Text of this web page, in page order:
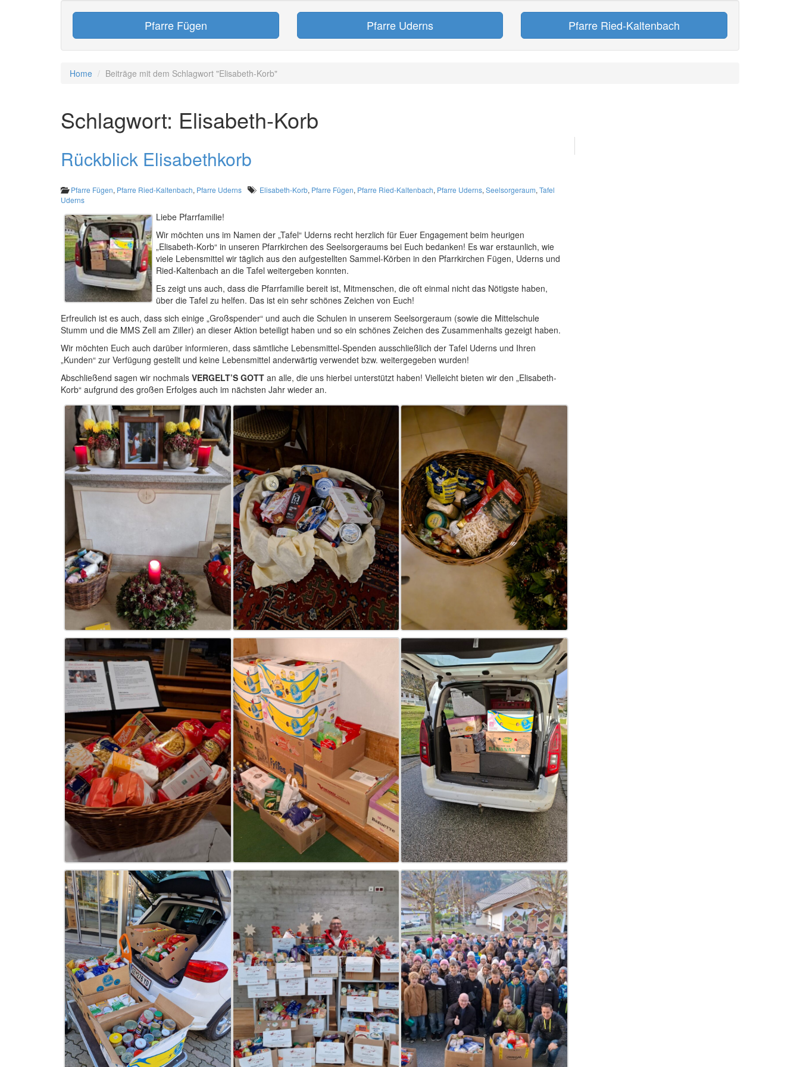
Pfarre Fügen Pfarre Uderns Pfarre Ried-Kaltenbach
Home Beiträge mit dem Schlagwort "Elisabeth-Korb"
Schlagwort: Elisabeth-Korb
Rückblick Elisabethkorb
Pfarre Fügen, Pfarre Ried-Kaltenbach, Pfarre Uderns Elisabeth-Korb, Pfarre Fügen, Pfarre Ried-Kaltenbach, Pfarre Uderns, Seelsorgeraum, Tafel
Uderns
Liebe Pfarrfamilie!
Wir möchten uns im Namen der „Tafel“ Uderns recht herzlich für Euer Engagement beim heurigen
„Elisabeth-Korb“ in unseren Pfarrkirchen des Seelsorgeraums bei Euch bedanken! Es war erstaunlich, wie
viele Lebensmittel wir täglich aus den aufgestellten Sammel-Körben in den Pfarrkirchen Fügen, Uderns und
Ried-Kaltenbach an die Tafel weitergeben konnten.
Es zeigt uns auch, dass die Pfarrfamilie bereit ist, Mitmenschen, die oft einmal nicht das Nötigste haben,
über die Tafel zu helfen. Das ist ein sehr schönes Zeichen von Euch!
Erfreulich ist es auch, dass sich einige „Großspender“ und auch die Schulen in unserem Seelsorgeraum (sowie die Mittelschule
Stumm und die MMS Zell am Ziller) an dieser Aktion beteiligt haben und so ein schönes Zeichen des Zusammenhalts gezeigt haben.
Wir möchten Euch auch darüber informieren, dass sämtliche Lebensmittel-Spenden ausschließlich der Tafel Uderns und Ihren
„Kunden“ zur Verfügung gestellt und keine Lebensmittel anderwärtig verwendet bzw. weitergegeben wurden!
Abschließend sagen wir nochmals VERGELT’S GOTT an alle, die uns hierbei unterstützt haben! Vielleicht bieten wir den „Elisabeth-
Korb“ aufgrund des großen Erfolges auch im nächsten Jahr wieder an.